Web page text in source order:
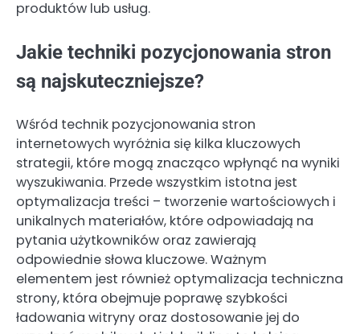
produktów lub usług.
Jakie techniki pozycjonowania stron
są najskuteczniejsze?
Wśród technik pozycjonowania stron
internetowych wyróżnia się kilka kluczowych
strategii, które mogą znacząco wpłynąć na wyniki
wyszukiwania. Przede wszystkim istotna jest
optymalizacja treści – tworzenie wartościowych i
unikalnych materiałów, które odpowiadają na
pytania użytkowników oraz zawierają
odpowiednie słowa kluczowe. Ważnym
elementem jest również optymalizacja techniczna
strony, która obejmuje poprawę szybkości
ładowania witryny oraz dostosowanie jej do